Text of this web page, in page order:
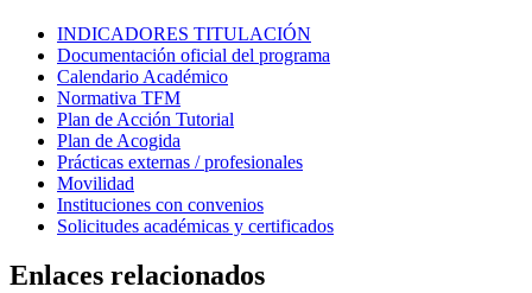
INDICADORES TITULACIÓN
Documentación oficial del programa
Calendario Académico
Normativa TFM
Plan de Acción Tutorial
Plan de Acogida
Prácticas externas / profesionales
Movilidad
Instituciones con convenios
Solicitudes académicas y certificados
Enlaces relacionados